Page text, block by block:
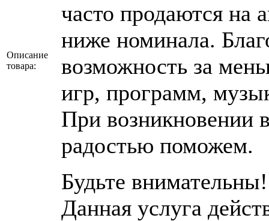
Описание
товара:
часто продаются на
ниже номинала.
возможность за
игр, программ,
При возникновении
радостью поможем.
Будьте
Данная услуга